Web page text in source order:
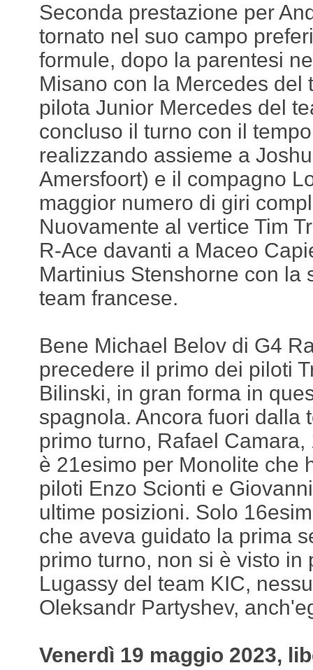
Seconda prestazione per
tornato nel suo campo
formule, dopo la parentesi
Misano con la Mercedes del
pilota Junior Mercedes del
concluso il turno con il
realizzando assieme a
Amersfoort) e il compagno
maggior numero di giri
Nuovamente al vertice Tim
R-Ace davanti a Maceo
Martinius Stenshorne con la
team francese.
Bene Michael Belov di G4
precedere il primo dei piloti
Bilinski, in gran forma in
spagnola. Ancora fuori dalla
primo turno, Rafael
è 21esimo per Monolite che
piloti Enzo Scionti e
ultime posizioni. Solo
che aveva guidato la prima
primo turno, non si è visto in
Lugassy del team KIC,
Oleksandr Partyshev,
Venerdì 19 maggio 2023,